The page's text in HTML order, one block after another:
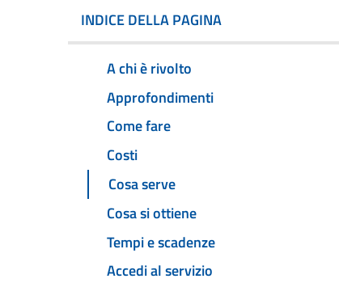
INDICE DELLA PAGINA
A chi è rivolto
Approfondimenti
Come fare
Costi
Cosa serve
Cosa si ottiene
Tempi e scadenze
Accedi al servizio